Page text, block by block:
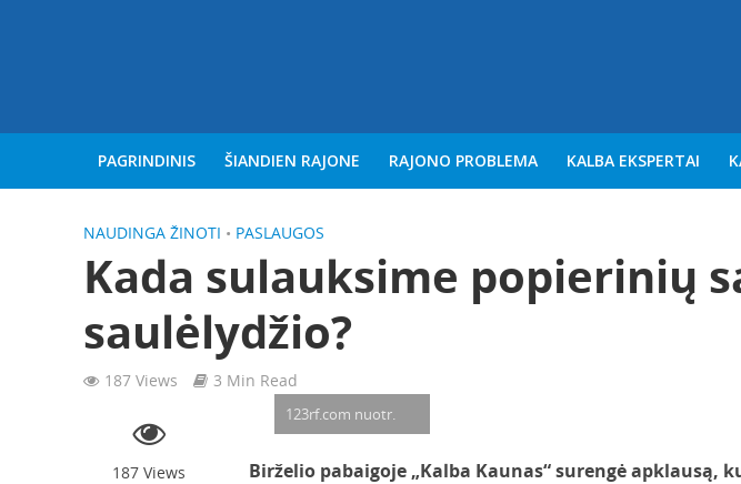
PAGRINDINIS ŠIANDIEN RAJONE RAJONO PROBLEMA KALBA EKSPERTAI
NAUDINGA ŽINOTI • PASLAUGOS
Kada sulauksime popierinių
saulėlydžio?
187 Views 3 Min Read
187 Views
123rf.com nuotr.
Birželio pabaigoje „Kalba Kaunas“ surengė apklausą,